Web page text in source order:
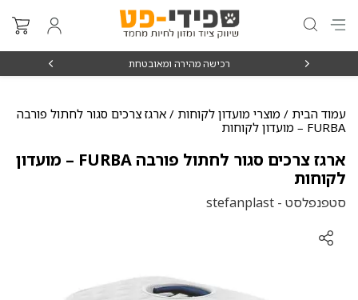
רכישה מהירה ומאובטחת
עמוד הבית / מוצרי מועדון לקוחות / ארגז צרכים סגור לחתול פורבה
FURBA – מועדון לקוחות
ארגז צרכים סגור לחתול פורבה FURBA – מועדון
לקוחות
סטפנפלסט - stefanplast